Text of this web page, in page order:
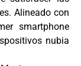
Alineado con
smartphone
nubia